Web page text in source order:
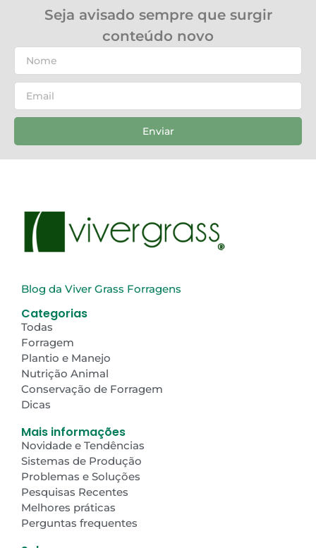
Seja avisado sempre que surgir
conteúdo novo
Enviar
Blog da Viver Grass Forragens
Categorias
Todas
Forragem
Plantio e Manejo
Nutrição Animal
Conservação de Forragem
Dicas
Mais informações
Novidade e Tendências
Sistemas de Produção
Problemas e Soluções
Pesquisas Recentes
Melhores práticas
Perguntas frequentes